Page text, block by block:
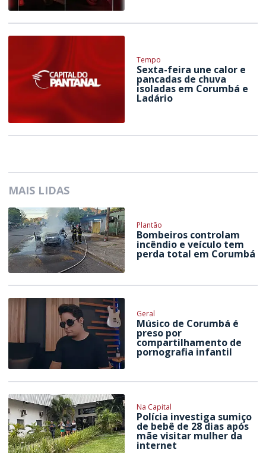
Tempo
Sexta-feira une calor e
pancadas de chuva
isoladas em Corumbá e
Ladário
MAIS LIDAS
Plantão
Bombeiros controlam
incêndio e veículo tem
perda total em Corumbá
Geral
Músico de Corumbá é
preso por
compartilhamento de
pornografia infantil
Na Capital
Polícia investiga sumiço
de bebê de 28 dias após
mãe visitar mulher da
internet